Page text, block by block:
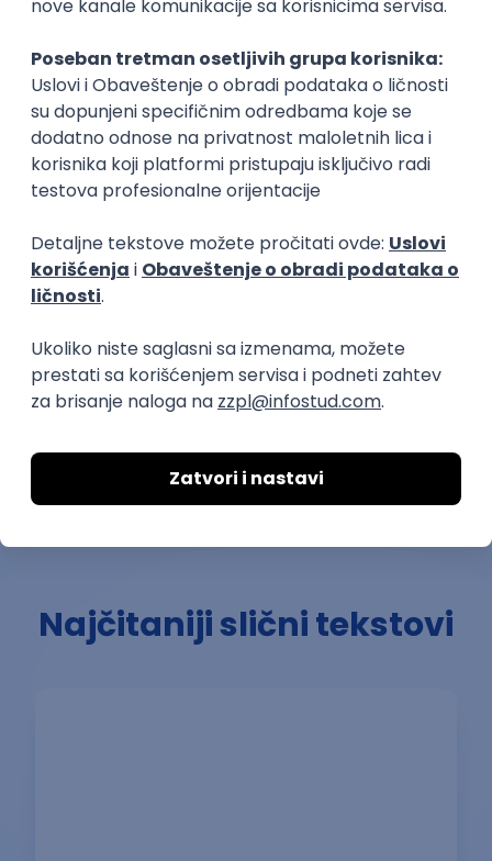
Kopiraj link
Ostavi komentar
Natalija Nenadović
Student sam treće godine Fakulteta organizacionih
nauka. U slobodno vreme volim da čitam, treniram i
Najčitaniji slični tekstovi